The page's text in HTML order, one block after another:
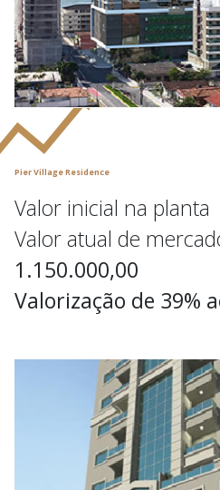
Pier Village Residence
Valor inicial na planta
Valor atual de
1.150.000,00
Valorização de 39%